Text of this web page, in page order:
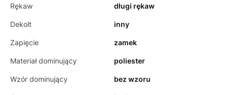
Rękaw długi rękaw
Dekolt inny
Zapięcie zamek
Materiał dominujący poliester
Wzór dominujący bez wzoru